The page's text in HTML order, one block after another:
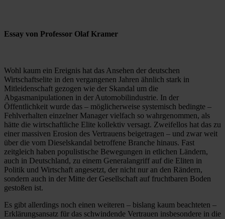
Essay von Professor Olaf Kramer
Wohl kaum ein Ereignis hat das Ansehen der deutschen
Wirtschaftselite in den vergangenen Jahren ähnlich stark in
Mitleidenschaft gezogen wie der Skandal um die
Abgasmanipulationen in der Automobilindustrie. In der
Öffentlichkeit wurde das – möglicherweise systemisch bedingte –
Fehlverhalten einzelner Manager vielfach so wahrgenommen, als
hätte die wirtschaftliche Elite kollektiv versagt. Zweifellos hat das zu
einer massiven Erosion des Vertrauens beigetragen – und zwar weit
über die vom Dieselskandal betroffene Branche hinaus. Fast
zeitgleich haben populistische Bewegungen in etlichen Ländern,
auch in Deutschland, zu einem Generalangriff auf die Eliten in
Politik und Wirtschaft angesetzt, der nicht nur an den Rändern,
sondern auch in der Mitte der Gesellschaft auf fruchtbaren Boden
gestoßen ist.
Es gibt allerdings noch einen weiteren – bislang kaum beachteten –
Erklärungsansatz für das schwindende Vertrauen insbesondere in die